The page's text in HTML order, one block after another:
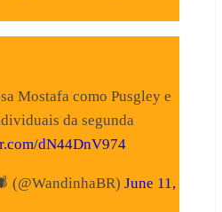
Mostafa como Pusgley e
da segunda
dN44DnV974
(@WandinhaBR) June 11,